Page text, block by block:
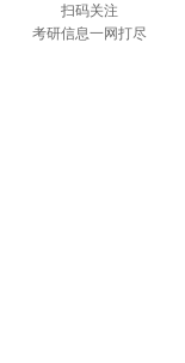
扫码关注
考研信息一网打尽